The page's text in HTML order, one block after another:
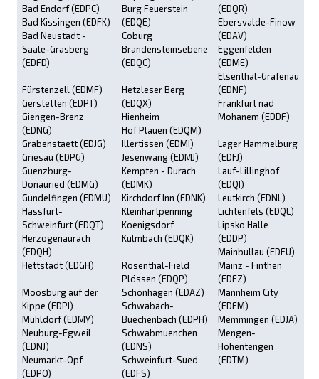
Bad Endorf (EDPC)
Bad Kissingen (EDFK)
Bad Neustadt -
Saale-Grasberg
(EDFD)
Fürstenzell (EDMF)
Gerstetten (EDPT)
Giengen-Brenz
(EDNG)
Grabenstaett (EDJG)
Griesau (EDPG)
Guenzburg-
Donauried (EDMG)
Gundelfingen (EDMU)
Hassfurt-
Schweinfurt (EDQT)
Herzogenaurach
(EDQH)
Hettstadt (EDGH)
Moosburg auf der
Kippe (EDPI)
Mühldorf (EDMY)
Neuburg-Egweil
(EDNJ)
Neumarkt-Opf
(EDPO)
Burg Feuerstein
(EDQE)
Coburg
Brandensteinsebene
(EDQC)
Hetzleser Berg
(EDQX)
Hienheim
Hof Plauen (EDQM)
Illertissen (EDMI)
Jesenwang (EDMJ)
Kempten - Durach
(EDMK)
Kirchdorf Inn (EDNK)
Kleinhartpenning
Koenigsdorf
Kulmbach (EDQK)
Rosenthal-Field
Plössen (EDQP)
Schönhagen (EDAZ)
Schwabach-
Buechenbach (EDPH)
Schwabmuenchen
(EDNS)
Schweinfurt-Sued
(EDFS)
(EDQR)
Ebersvalde-Finow
(EDAV)
Eggenfelden
(EDME)
Elsenthal-Grafenau
(EDNF)
Frankfurt nad
Mohanem (EDDF)
Lager Hammelburg
(EDFJ)
Lauf-Lillinghof
(EDQI)
Leutkirch (EDNL)
Lichtenfels (EDQL)
Lipsko Halle
(EDDP)
Mainbullau (EDFU)
Mainz - Finthen
(EDFZ)
Mannheim City
(EDFM)
Memmingen (EDJA)
Mengen-
Hohentengen
(EDTM)